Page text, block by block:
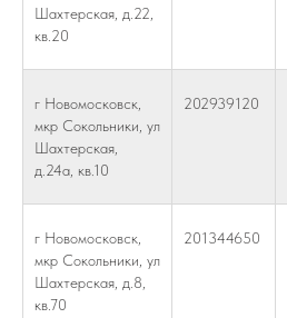
Шахтерская, д.22,
кв.20
г Новомосковск,
мкр Сокольники, ул
Шахтерская,
д.24а, кв.10
202939120
г Новомосковск,
мкр Сокольники, ул
Шахтерская, д.8,
кв.70
201344650